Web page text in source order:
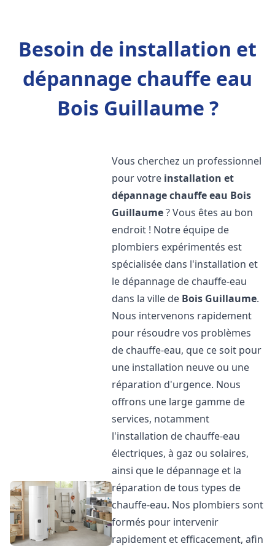
Besoin de installation et
dépannage chauffe eau
Bois Guillaume ?
Vous cherchez un professionnel
pour votre installation et
dépannage chauffe eau Bois
Guillaume? Vous êtes au bon
endroit ! Notre équipe de
plombiers expérimentés est
spécialisée dans l'installation et
le dépannage de chauffe-eau
dans la ville de Bois Guillaume.
Nous intervenons rapidement
pour résoudre vos problèmes
de chauffe-eau, que ce soit pour
une installation neuve ou une
réparation d'urgence. Nous
offrons une large gamme de
services, notamment
l'installation de chauffe-eau
électriques, à gaz ou solaires,
ainsi que le dépannage et la
réparation de tous types de
chauffe-eau. Nos plombiers sont
formés pour intervenir
rapidement et efficacement, afin